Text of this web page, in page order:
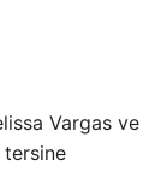
Vargas ve